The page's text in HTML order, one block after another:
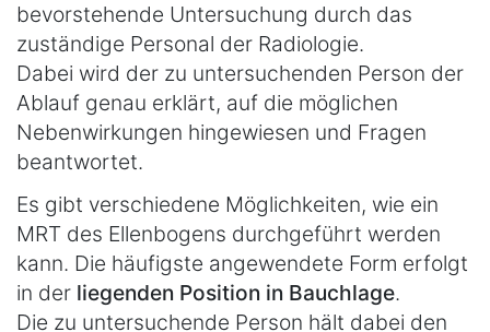
bevorstehende Untersuchung durch das
zuständige Personal der Radiologie.
Dabei wird der zu untersuchenden Person der
Ablauf genau erklärt, auf die möglichen
Nebenwirkungen hingewiesen und Fragen
beantwortet.
Es gibt verschiedene Möglichkeiten, wie ein
MRT des Ellenbogens durchgeführt werden
kann. Die häufigste angewendete Form erfolgt
in der liegenden Position in Bauchlage.
Die zu untersuchende Person hält dabei den